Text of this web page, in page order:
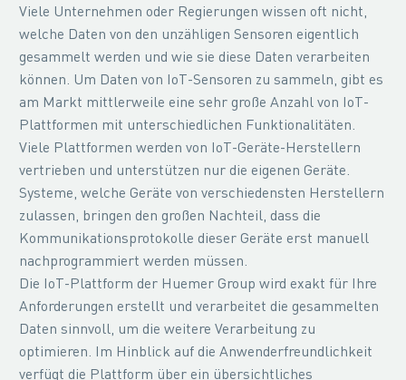
Viele Unternehmen oder Regierungen wissen oft nicht,
welche Daten von den unzähligen Sensoren eigentlich
gesammelt werden und wie sie diese Daten verarbeiten
können. Um Daten von IoT-Sensoren zu sammeln, gibt es
am Markt mittlerweile eine sehr große Anzahl von IoT-
Plattformen mit unterschiedlichen Funktionalitäten.
Viele Plattformen werden von IoT-Geräte-Herstellern
vertrieben und unterstützen nur die eigenen Geräte.
Systeme, welche Geräte von verschiedensten Herstellern
zulassen, bringen den großen Nachteil, dass die
Kommunikationsprotokolle dieser Geräte erst manuell
nachprogrammiert werden müssen.
Die IoT-Plattform der Huemer Group wird exakt für Ihre
Anforderungen erstellt und verarbeitet die gesammelten
Daten sinnvoll, um die weitere Verarbeitung zu
optimieren. Im Hinblick auf die Anwenderfreundlichkeit
verfügt die Plattform über ein übersichtliches